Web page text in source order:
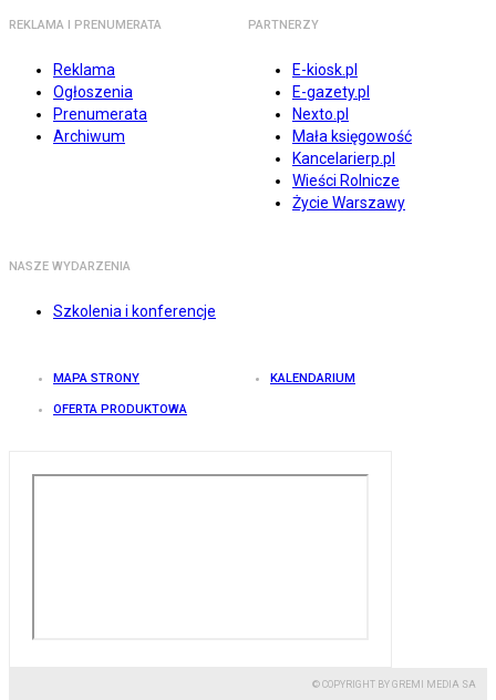
REKLAMA I PRENUMERATA
Reklama
Ogłoszenia
Prenumerata
Archiwum
PARTNERZY
E-kiosk.pl
E-gazety.pl
Nexto.pl
Mała księgowość
Kancelarierp.pl
Wieści Rolnicze
Życie Warszawy
NASZE WYDARZENIA
Szkolenia i konferencje
MAPA STRONY KALENDARIUM
OFERTA PRODUKTOWA
© COPYRIGHT BY GREMI MEDIA SA